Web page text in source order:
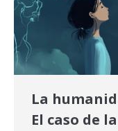
La
El caso de